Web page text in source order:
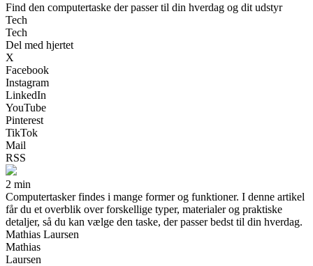
Find den computertaske der passer til din hverdag og dit udstyr
Tech
Tech
Del med hjertet
X
Facebook
Instagram
LinkedIn
YouTube
Pinterest
TikTok
Mail
RSS
2 min
Computertasker findes i mange former og funktioner. I denne artikel
får du et overblik over forskellige typer, materialer og praktiske
detaljer, så du kan vælge den taske, der passer bedst til din hverdag.
Mathias Laursen
Mathias
Laursen